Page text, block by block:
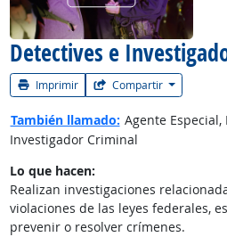
Detectives e
Imprimir Compartir
También llamado: Agente
Investigador Criminal
Lo que hacen:
Realizan investigaciones
violaciones de las leyes federales,
prevenir o resolver crímenes.